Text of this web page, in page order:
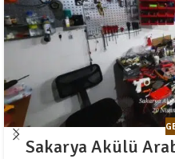
Sakarya Akülü